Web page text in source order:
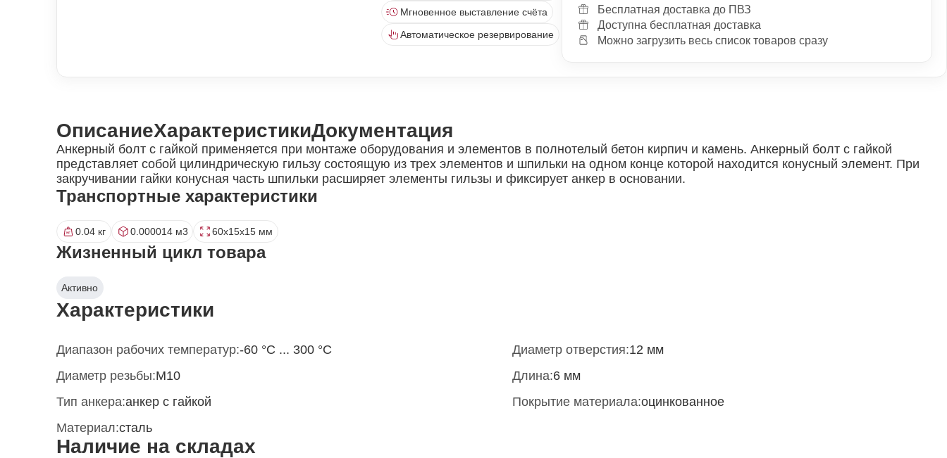
Мгновенное выставление счёта
Автоматическое резервирование
Бесплатная доставка до ПВЗ
Доступна бесплатная доставка
Можно загрузить весь список товаров сразу
ОписаниеХарактеристикиДокументация
Анкерный болт с гайкой применяется при монтаже оборудования и элементов в полнотелый бетон кирпич и камень. Анкерный болт с гайкой
представляет собой цилиндрическую гильзу состоящую из трех элементов и шпильки на одном конце которой находится конусный элемент. При
закручивании гайки конусная часть шпильки расширяет элементы гильзы и фиксирует анкер в основании.
Транспортные характеристики
0.04 кг 0.000014 м3 60x15x15 мм
Жизненный цикл товара
Активно
Характеристики
Диапазон рабочих температур:-60 °С ... 300 °С Диаметр отверстия:12 мм
Диаметр резьбы:M10 Длина:6 мм
Тип анкера:анкер с гайкой Покрытие материала:оцинкованное
Материал:сталь
Наличие на складах